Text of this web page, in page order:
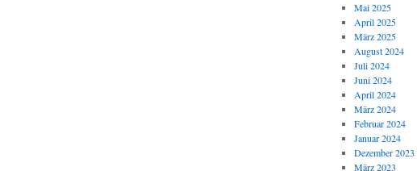
Mai 2025
April 2025
März 2025
August 2024
Juli 2024
Juni 2024
April 2024
März 2024
Februar 2024
Januar 2024
Dezember 2023
März 2023